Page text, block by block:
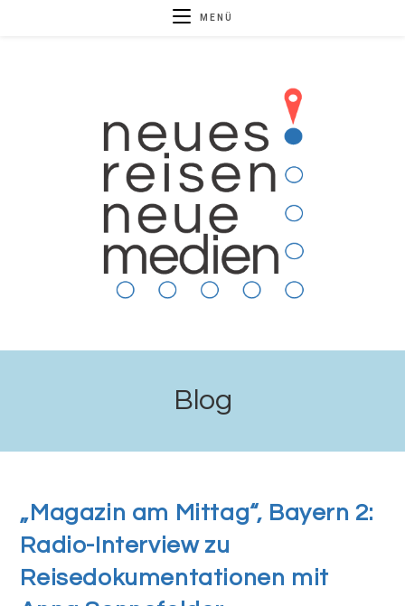
MENÜ
Blog
„Magazin am Mittag“, Bayern 2:
Radio-Interview zu
Reisedokumentationen mit